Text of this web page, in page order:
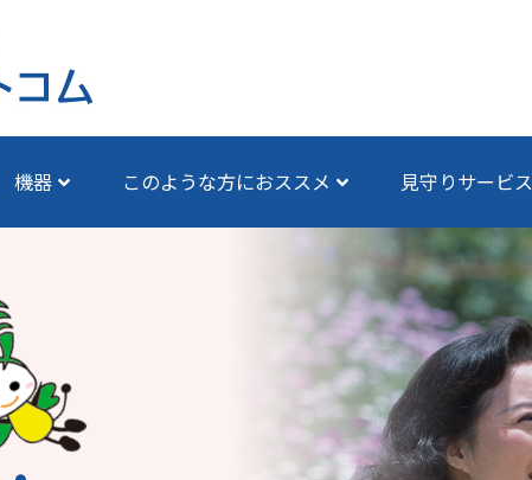
機器 このような方におススメ 見守りサービ